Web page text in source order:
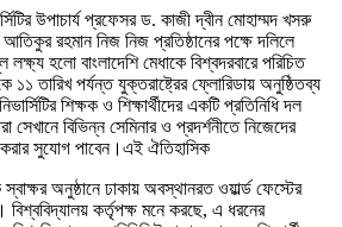
উপাচার্য প্রফেসর ড. কাজী দ্বীন মোহাম্মদ খসরু
রহমান নিজ নিজ প্রতিষ্ঠানের পক্ষে দলিলে
হলো বাংলাদেশি মেধাকে বিশ্বদরবারে পরিচিত
তারিখ পর্যন্ত যুক্তরাষ্ট্রের ফ্লোরিডায় অনুষ্ঠিতব্য
শিক্ষক ও শিক্ষার্থীদের একটি প্রতিনিধি দল
বিভিন্ন সেমিনার ও প্রদর্শনীতে নিজেদের
সুযোগ পাবেন।এই ঐতিহাসিক
অনুষ্ঠানে ঢাকায় অবস্থানরত ওয়ার্ল্ড ফেস্টের
বিশ্ববিদ্যালয় কর্তৃপক্ষ মনে করছে, এ ধরনের